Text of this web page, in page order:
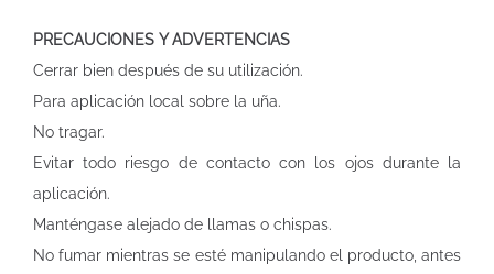
PRECAUCIONES Y ADVERTENCIAS
Cerrar bien después de su utilización.
Para aplicación local sobre la uña.
No tragar.
Evitar todo riesgo de contacto con los ojos durante la
aplicación.
Manténgase alejado de llamas o chispas.
No fumar mientras se esté manipulando el producto, antes